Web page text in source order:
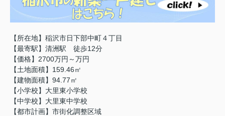
【所在地】稲沢市日下部中町４丁目
【最寄駅】清洲駅 徒歩12分
【価格】2700万円～万円
【土地面積】159.46㎡
【建物面積】94.77㎡
【小学校】大里東小学校
【中学校】大里東中学校
【都市計画】市街化調整区域